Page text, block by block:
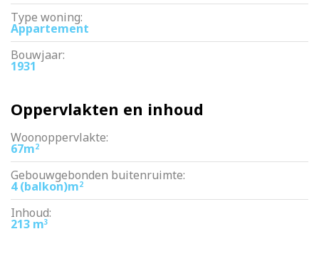
Type woning:
Appartement
Bouwjaar:
1931
Oppervlakten en inhoud
Woonoppervlakte:
67m2
Gebouwgebonden buitenruimte:
4 (balkon)m2
Inhoud:
213 m3